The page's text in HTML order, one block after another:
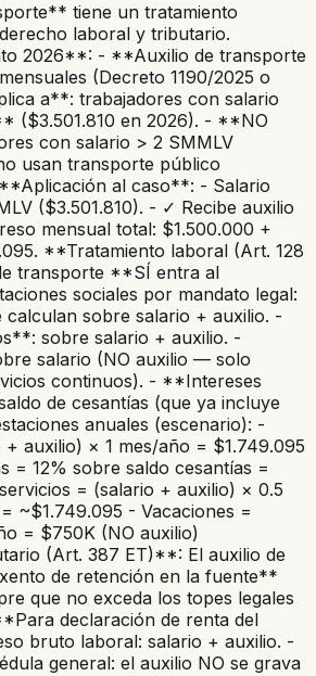
tiene un tratamiento
laboral y tributario.
2026**: - **Auxilio de transporte
(Decreto 1190/2025 o
a**: trabajadores con salario
($3.501.810 en 2026). - **NO
con salario > 2 SMMLV
usan transporte público
al caso**: - Salario
($3.501.810). - ✓ Recibe auxilio
mensual total: $1.500.000 +
**Tratamiento laboral (Art. 128
transporte **SÍ entra al
sociales por mandato legal:
sobre salario + auxilio. -
sobre salario + auxilio. -
salario (NO auxilio — solo
continuos). - **Intereses
de cesantías (que ya incluye
anuales (escenario): -
+ auxilio) × 1 mes/año = $1.749.095
= 12% sobre saldo cesantías =
= (salario + auxilio) × 0.5
~$1.749.095 - Vacaciones =
= $750K (NO auxilio)
(Art. 387 ET)**: El auxilio de
de retención en la fuente**
que no exceda los topes legales
declaración de renta del
bruto laboral: salario + auxilio. -
general: el auxilio NO se grava